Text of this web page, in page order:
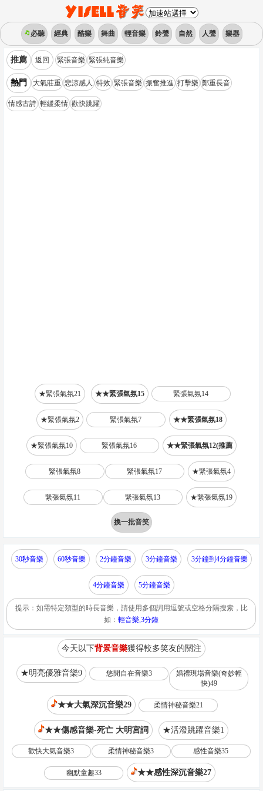
必聽 經典 酷樂 舞曲 輕音樂 鈴聲 自然 人聲 樂器
推薦 返回 緊張音樂 緊張純音樂
熱門 大氣莊重 悲涼感人 特效 緊張音樂 振奮推進 打擊樂 鄭重長音
情感古詩 輕緩柔情 歡快跳躍
★緊張氣氛21 ★★緊張氣氛15 緊張氣氛14
★緊張氣氛2 緊張氣氛7 ★★緊張氣氛18
★緊張氣氛10 緊張氣氛16 ★★緊張氣氛12(推薦
緊張氣氛8 緊張氣氛17 ★緊張氣氛4
緊張氣氛11 緊張氣氛13 ★緊張氣氛19
換一批音笑
30秒音樂 60秒音樂 2分鐘音樂 3分鐘音樂 3分鐘到4分鐘音樂
4分鐘音樂 5分鐘音樂
提示：如需特定類型的時長音樂，請使用多個詞用逗號或空格分隔搜索，比
如：輕音樂,3分鐘
今天以下背景音樂獲得較多笑友的關注
★明亮優雅音樂9 悠閒自在音樂3
婚禮現場音樂(奇妙輕
快)49
★★大氣深沉音樂29 柔情神秘音樂21
★★傷感音樂-死亡 大明宮詞 ★活潑跳躍音樂1
歡快大氣音樂3 柔情神秘音樂3 感性音樂35
幽默童趣33 ★★感性深沉音樂27